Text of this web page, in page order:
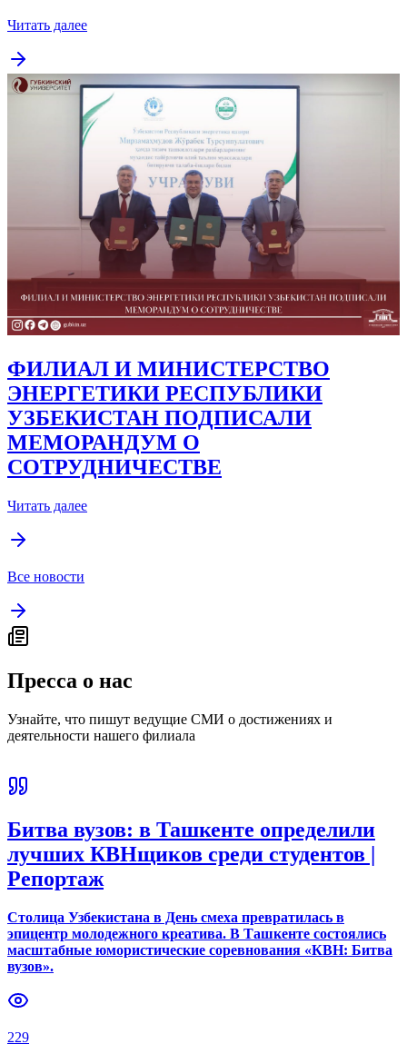
Читать далее
ФИЛИАЛ И МИНИСТЕРСТВО
ЭНЕРГЕТИКИ РЕСПУБЛИКИ
УЗБЕКИСТАН ПОДПИСАЛИ
МЕМОРАНДУМ О
СОТРУДНИЧЕСТВЕ
Читать далее
Все новости
Пресса о нас
Узнайте, что пишут ведущие СМИ о достижениях и
деятельности нашего филиала
Битва вузов: в Ташкенте определили
лучших КВНщиков среди студентов |
Репортаж
Столица Узбекистана в День смеха превратилась в
эпицентр молодежного креатива. В Ташкенте состоялись
масштабные юмористические соревнования «КВН: Битва
вузов».
229